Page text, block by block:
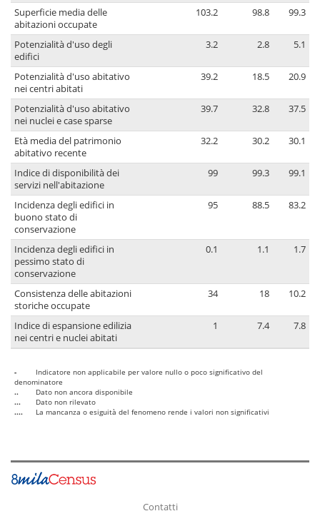
Superficie media delle
abitazioni occupate
103.2 98.8 99.3
Potenzialità d'uso degli
edifici
3.2 2.8 5.1
Potenzialità d'uso abitativo
nei centri abitati
39.2 18.5 20.9
Potenzialità d'uso abitativo
nei nuclei e case sparse
39.7 32.8 37.5
Età media del patrimonio
abitativo recente
32.2 30.2 30.1
Indice di disponibilità dei
servizi nell'abitazione
99 99.3 99.1
Incidenza degli edifici in
buono stato di
conservazione
95 88.5 83.2
Incidenza degli edifici in
pessimo stato di
conservazione
0.1 1.1 1.7
Consistenza delle abitazioni
storiche occupate
34 18 10.2
Indice di espansione edilizia
nei centri e nuclei abitati
1 7.4 7.8
-
Indicatore non applicabile per valore nullo o poco significativo del
denominatore
..
Dato non ancora disponibile
...
Dato non rilevato
....
La mancanza o esiguità del fenomeno rende i valori non significativi
Contatti